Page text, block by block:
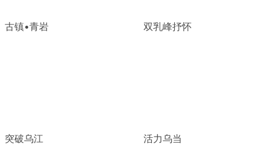
古镇•青岩 双乳峰抒怀
突破乌江 活力乌当